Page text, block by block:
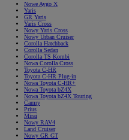
Nowe Aygo X
Yaris
GR Yaris
Yaris Cross
Nowy Yaris Cross
Nowy Urban Cruiser
Corolla Hatchback
Corolla Sedan
Corolla TS Kombi
Nowa Corolla Cross
Toyota C-HR
Toyota C-HR Plug-in
Nowa Toyota C-HR+
Nowa Toyota bZ4X
Nowa Toyota bZ4X Touring
Camry
Prius
Mirai
Nowy RAV4
Land Cruiser
Nowy GR GT